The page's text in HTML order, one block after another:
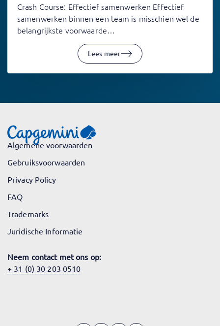
Crash Course: Effectief samenwerken Effectief
samenwerken binnen een team is misschien wel de
belangrijkste voorwaarde…
Lees meer
Algemene voorwaarden
Gebruiksvoorwaarden
Privacy Policy
FAQ
Trademarks
Juridische Informatie
Neem contact met ons op:
+ 31 (0) 30 203 0510